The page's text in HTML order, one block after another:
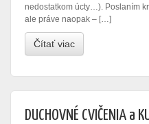
nedostatkom úcty…). Poslaním
ale práve naopak – […]
Čítať viac
DUCHOVNÉ CVIČENIA a